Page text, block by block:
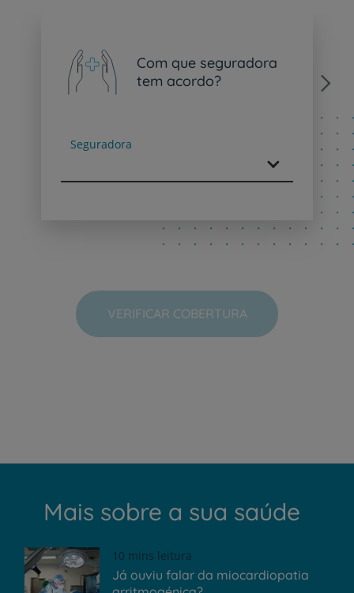
Com que seguradora
tem acordo?
Seguradora
Next
VERIFICAR COBERTURA
Mais sobre a sua saúde
10 mins leitura
Já ouviu falar da miocardiopatia